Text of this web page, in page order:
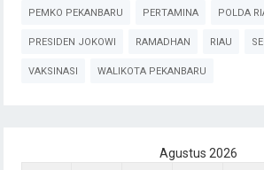
PEMKO PEKANBARU PERTAMINA POLDA
PRESIDEN JOKOWI RAMADHAN RIAU
VAKSINASI WALIKOTA PEKANBARU
Agustus 2026